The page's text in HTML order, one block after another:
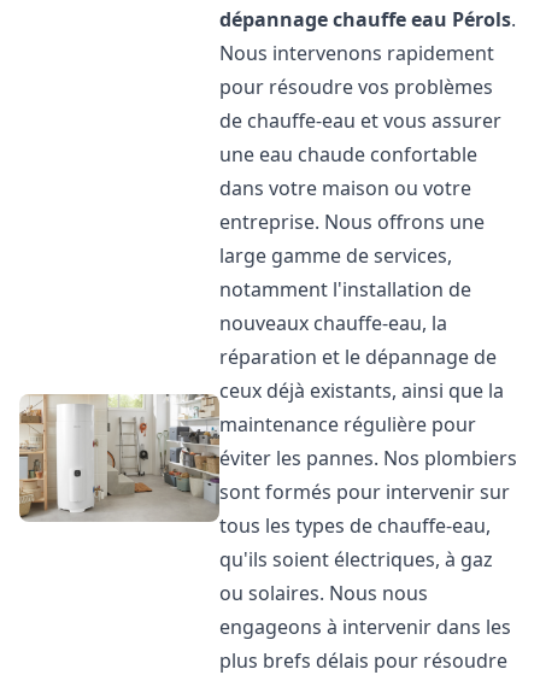
dépannage chauffe eau Pérols.
Nous intervenons rapidement
pour résoudre vos problèmes
de chauffe-eau et vous assurer
une eau chaude confortable
dans votre maison ou votre
entreprise. Nous offrons une
large gamme de services,
notamment l'installation de
nouveaux chauffe-eau, la
réparation et le dépannage de
ceux déjà existants, ainsi que la
maintenance régulière pour
éviter les pannes. Nos plombiers
sont formés pour intervenir sur
tous les types de chauffe-eau,
qu'ils soient électriques, à gaz
ou solaires. Nous nous
engageons à intervenir dans les
plus brefs délais pour résoudre